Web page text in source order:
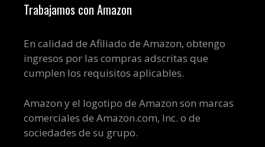
Trabajamos con Amazon
En calidad de Afiliado de Amazon, obtengo
ingresos por las compras adscritas que
cumplen los requisitos aplicables.
Amazon y el logotipo de Amazon son marcas
comerciales de Amazon.com, Inc. o de
sociedades de su grupo.